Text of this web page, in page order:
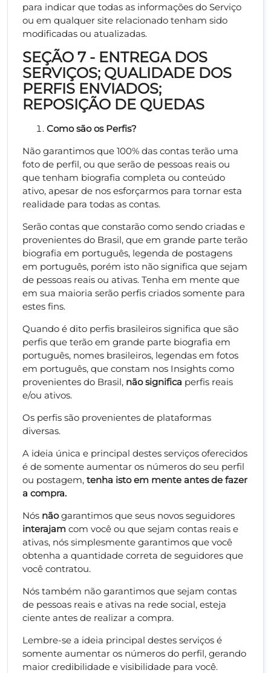
para indicar que todas as informações do Serviço
ou em qualquer site relacionado tenham sido
modificadas ou atualizadas.
SEÇÃO 7 - ENTREGA DOS
SERVIÇOS; QUALIDADE DOS
PERFIS ENVIADOS;
REPOSIÇÃO DE QUEDAS
Como são os Perfis?
Não garantimos que 100% das contas terão uma
foto de perfil, ou que serão de pessoas reais ou
que tenham biografia completa ou conteúdo
ativo, apesar de nos esforçarmos para tornar esta
realidade para todas as contas.
Serão contas que constarão como sendo criadas e
provenientes do Brasil, que em grande parte terão
biografia em português, legenda de postagens
em português, porém isto não significa que sejam
de pessoas reais ou ativas. Tenha em mente que
em sua maioria serão perfis criados somente para
estes fins.
Quando é dito perfis brasileiros significa que são
perfis que terão em grande parte biografia em
português, nomes brasileiros, legendas em fotos
em português, que constam nos Insights como
provenientes do Brasil, não significa perfis reais
e/ou ativos.
Os perfis são provenientes de plataformas
diversas.
A ideia única e principal destes serviços oferecidos
é de somente aumentar os números do seu perfil
ou postagem, tenha isto em mente antes de fazer
a compra.
Nós nãogarantimos que seus novos seguidores
interajam com você ou que sejam contas reais e
ativas, nós simplesmente garantimos que você
obtenha a quantidade correta de seguidores que
você contratou.
Nós também não garantimos que sejam contas
de pessoas reais e ativas na rede social, esteja
ciente antes de realizar a compra.
Lembre-se a ideia principal destes serviços é
somente aumentar os números do perfil, gerando
maior credibilidade e visibilidade para você.